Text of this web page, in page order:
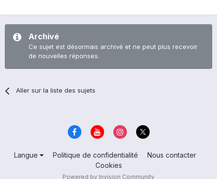
Archivé
Ce sujet est désormais archivé et ne peut plus recevoir
de nouvelles réponses.
Aller sur la liste des sujets
Langue Politique de confidentialité
Nous contacter
Cookies
Powered by Invision Community